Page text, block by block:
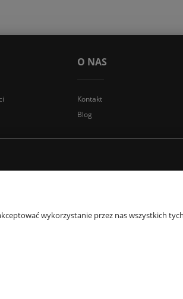
O NAS
Kontakt
Blog
wykorzystanie przez nas wszystkich